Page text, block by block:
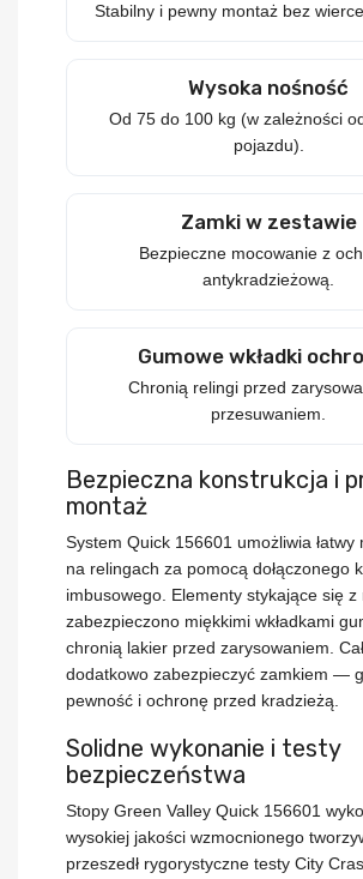
Stabilny i pewny montaż bez
Wysoka nośność
Od 75 do 100 kg (w zależności
pojazdu).
Zamki w zestawie
Bezpieczne mocowanie z
antykradzieżową.
Gumowe wkładki
Chronią relingi przed
przesuwaniem.
Bezpieczna konstrukcja i
montaż
System Quick 156601 umożliwia
na relingach za pomocą dołączonego
imbusowego. Elementy stykające się z
zabezpieczono miękkimi wkładkami
chronią lakier przed zarysowaniem.
dodatkowo zabezpieczyć zamkiem —
pewność i ochronę przed kradzieżą.
Solidne wykonanie i testy
bezpieczeństwa
Stopy Green Valley Quick 156601
wysokiej jakości wzmocnionego
przeszedł rygorystyczne testy City